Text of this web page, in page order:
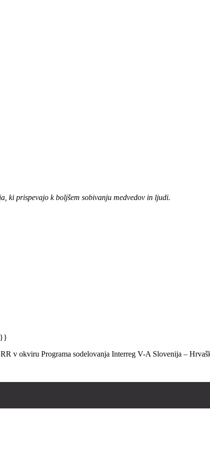
ki prispevajo k boljšem sobivanju medvedov in ljudi.
}}
v okviru Programa sodelovanja Interreg V-A Slovenija –